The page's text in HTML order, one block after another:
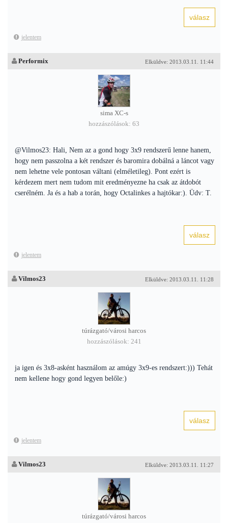
jelentem
Elküldve: 2013.03.11. 11:44
Performix
sima XC-s
hozzászólások: 63
@Vilmos23: Hali, Nem az a gond hogy 3x9 rendszerű lenne hanem,
hogy nem passzolna a két rendszer és baromira dobálná a láncot vagy
nem lehetne vele pontosan váltani (elméletileg). Pont ezért is
kérdezem mert nem tudom mit eredményezne ha csak az átdobót
cserélném. Ja és a hab a torán, hogy Octalinkes a hajtókar:). Üdv: T.
jelentem
Elküldve: 2013.03.11. 11:28
Vilmos23
túrázgató/városi harcos
hozzászólások: 241
ja igen és 3x8-asként használom az amúgy 3x9-es rendszert:))) Tehát
nem kellene hogy gond legyen belőle:)
jelentem
Elküldve: 2013.03.11. 11:27
Vilmos23
túrázgató/városi harcos